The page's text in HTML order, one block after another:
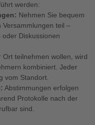
werden:
Nehmen Sie bequem
teil –
Diskussionen
Ort teilnehmen wollen, wird
kombiniert. Jeder
vom Standort.
Abstimmungen erfolgen
Protokolle nach der
sind.